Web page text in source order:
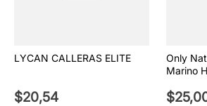
LYCAN CALLERAS ELITE
$20,54
Only
Marino
$25,